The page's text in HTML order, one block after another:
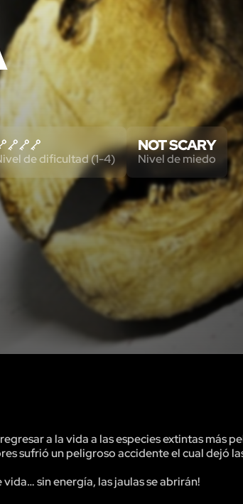
de dificultad (1-4)
NOT SCARY
Nivel de miedo
a la vida a las especies extintas más
sufrió un peligroso accidente el cual dejó
sin energía, las jaulas se abrirán!